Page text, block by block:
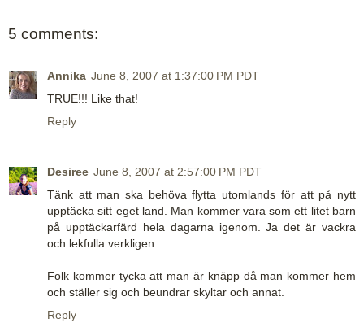
5 comments:
Annika June 8, 2007 at 1:37:00 PM PDT
TRUE!!! Like that!
Reply
Desiree June 8, 2007 at 2:57:00 PM PDT
Tänk att man ska behöva flytta utomlands för att på nytt
upptäcka sitt eget land. Man kommer vara som ett litet barn
på upptäckarfärd hela dagarna igenom. Ja det är vackra
och lekfulla verkligen.
Folk kommer tycka att man är knäpp då man kommer hem
och ställer sig och beundrar skyltar och annat.
Reply